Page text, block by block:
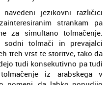
jezikovni različici
strankam pa
za simultano tolmačenje.
sodni tolmači in prevajalci
treh vrst te storitve, tako da
tudi konsekutivno pa tudi
iz arabskega v